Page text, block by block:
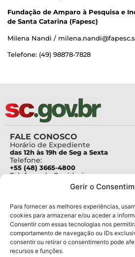
Gerir o
Para fornecer as melhores experiências,
cookies para armazenar e/ou aceder a
Consentir com essas tecnologias nos
comportamento de navegação ou IDs
consentir ou retirar o consentimento pode
recursos e funções.
Fundação de Amparo à Pesquisa e
de Santa Catarina (Fapesc)
Milena Nandi /
Telefone: (49) 98878-7828
FALE CONOSCO
Horário de Expediente
das 12h às 19h de Seg a Sexta
Telefone:
+55 (48) 3665-4800
Telefone da Ouvidoria
Para assuntos relacionados à
pesquisa@fapesc.sc.gov.br
Para assuntos relacionados à
inovacao@fapesc.sc.gov.br
Para assuntos relacionados à
bolsas@fapesc.sc.gov.br
Para assuntos relacionados à